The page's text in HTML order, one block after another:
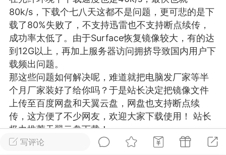
任务 排行 历史
网络
VIP 7
29 21:24
电脑端 Surface Laptop Go 2
Laptop Go 2镜像
网盘下载
Laptop Go 2 i5/8/128 – Windows
写评论
80k/s，下载个七八天这都不是问题，更可悲的是下
载了80%失败了，不支持迅雷也不支持断点续传，
成功率太低了。由于Surface恢复镜像较大，有的达
到12G以上，再加上服务器访问拥挤导致国内用户下
载频出问题。
那这些问题如何解决呢，难道就把电脑发厂家等半
个月厂家装好了给你吗？于是站长决定把镜像文件
上传至百度网盘和天翼云盘，网盘也支持断点续
传，这方便了不少网友，欢迎大家下载使用！ 站长
极力推荐天翼云盘下载！
注：此教程为微软官网提供的教程，若按此教程不